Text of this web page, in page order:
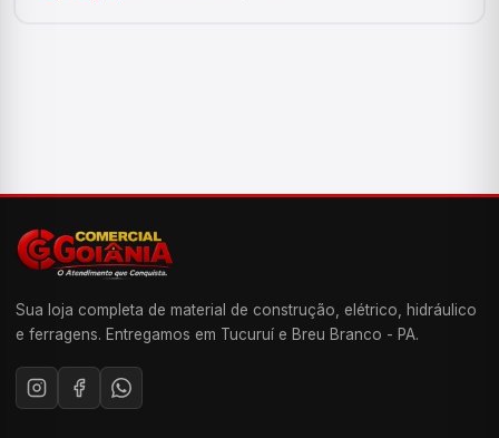
Sua loja completa de material de construção, elétrico, hidráulico
e ferragens. Entregamos em Tucuruí e Breu Branco - PA.